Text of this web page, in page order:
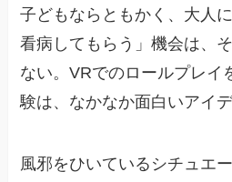
子どもならともかく、大人
看病してもらう」機会は、
ない。VRでのロールプレイ
験は、なかなか面白いアイ
風邪をひいているシチュエ